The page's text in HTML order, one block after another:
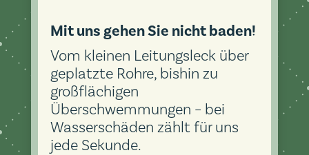
Mit uns gehen Sie nicht baden!
Vom kleinen Leitungsleck über
geplatzte Rohre, bishin zu
großflächigen
Überschwemmungen – bei
Wasserschäden zählt für uns
jede Sekunde.